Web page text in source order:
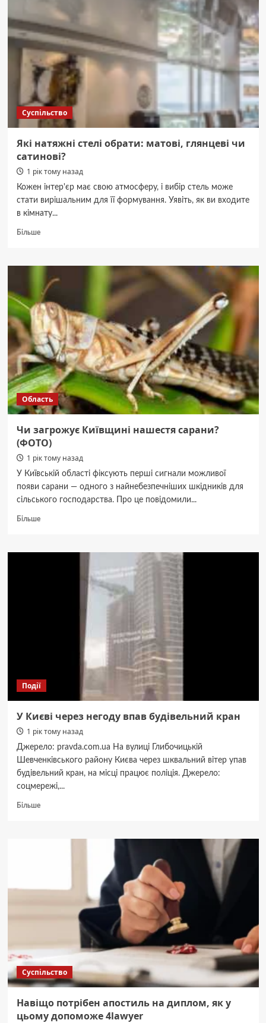
епілепсія
чи
ні?
Суспільство
Які натяжні стелі обрати: матові, глянцеві чи
сатинові?
1 рік тому назад
Кожен інтер'єр має свою атмосферу, і вибір стель може
стати вирішальним для її формування. Уявіть, як ви входите
в кімнату...
БільшеДокладніше
натяжні
обрати:
матові,
глянцеві
чи
сатинові?
Область
Чи загрожує Київщині нашестя сарани?
(ФОТО)
1 рік тому назад
У Київській області фіксують перші сигнали можливої
появи сарани — одного з найнебезпечніших шкідників для
сільського господарства. Про це повідомили...
БільшеДокладніше
загрожує
Події
У Києві через негоду впав будівельний кран
1 рік тому назад
Джерело: pravda.com.ua На вулиці Глибочицькій
Шевченківського району Києва через шквальний вітер упав
будівельний кран, на місці працює поліція. Джерело:
соцмережі,...
БільшеДокладніше
Суспільство
Навіщо потрібен апостиль на диплом, як у
цьому допоможе 4lawyer